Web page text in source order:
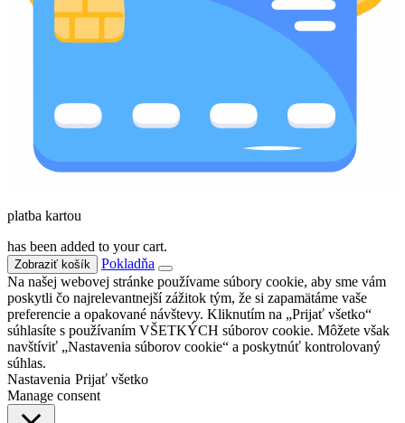
platba kartou
has been added to your cart.
Zobraziť košík
Pokladňa
Na našej webovej stránke používame súbory cookie, aby sme vám
poskytli čo najrelevantnejší zážitok tým, že si zapamätáme vaše
preferencie a opakované návštevy. Kliknutím na „Prijať všetko“
súhlasíte s používaním VŠETKÝCH súborov cookie. Môžete však
navštíviť „Nastavenia súborov cookie“ a poskytnúť kontrolovaný
súhlas.
Nastavenia Prijať všetko
Manage consent